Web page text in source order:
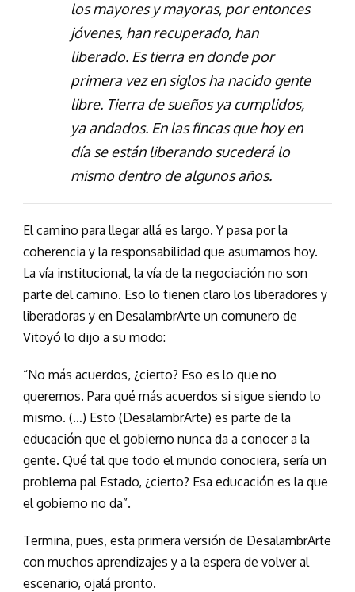
los mayores y mayoras, por entonces
jóvenes, han recuperado, han
liberado. Es tierra en donde por
primera vez en siglos ha nacido gente
libre. Tierra de sueños ya cumplidos,
ya andados. En las fincas que hoy en
día se están liberando sucederá lo
mismo dentro de algunos años.
El camino para llegar allá es largo. Y pasa por la
coherencia y la responsabilidad que asumamos hoy.
La vía institucional, la vía de la negociación no son
parte del camino. Eso lo tienen claro los liberadores y
liberadoras y en DesalambrArte un comunero de
Vitoyó lo dijo a su modo:
“No más acuerdos, ¿cierto? Eso es lo que no
queremos. Para qué más acuerdos si sigue siendo lo
mismo. (…) Esto (DesalambrArte) es parte de la
educación que el gobierno nunca da a conocer a la
gente. Qué tal que todo el mundo conociera, sería un
problema pal Estado, ¿cierto? Esa educación es la que
el gobierno no da”.
Termina, pues, esta primera versión de DesalambrArte
con muchos aprendizajes y a la espera de volver al
escenario, ojalá pronto.